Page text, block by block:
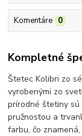
Komentáre 0
Kompletné
Štetec Kolibri zo
vyrobenými zo
prírodné štetiny sú
pružnosťou a
farbu, čo